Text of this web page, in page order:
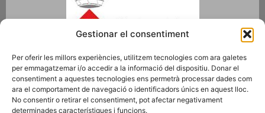
Gestionar el consentiment
Per oferir les millors experiències, utilitzem tecnologies com ara galetes
per emmagatzemar i/o accedir a la informació del dispositiu. Donar el
consentiment a aquestes tecnologies ens permetrà processar dades com
ara el comportament de navegació o identificadors únics en aquest lloc.
No consentir o retirar el consentiment, pot afectar negativament
determinades característiques i funcions.
Membres de: